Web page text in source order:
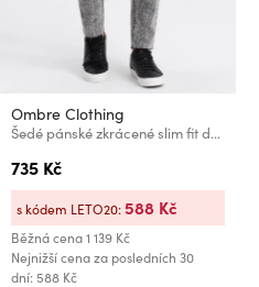
Ombre Clothing
Šedé pánské zkrácené slim fit džíny Ombre Clothing P923
735 Kč
Běžná cena1 139 Kč
Nejnižší cena za posledních 30
dní: 588 Kč
s kódem LETO20:588 Kč